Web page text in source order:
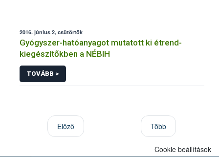
2016. június 2, csütörtök
Gyógyszer-hatóanyagot mutatott ki étrend-
kiegészítőkben a NÉBIH
TOVÁBB >
Előző Több
Cookie beállítások